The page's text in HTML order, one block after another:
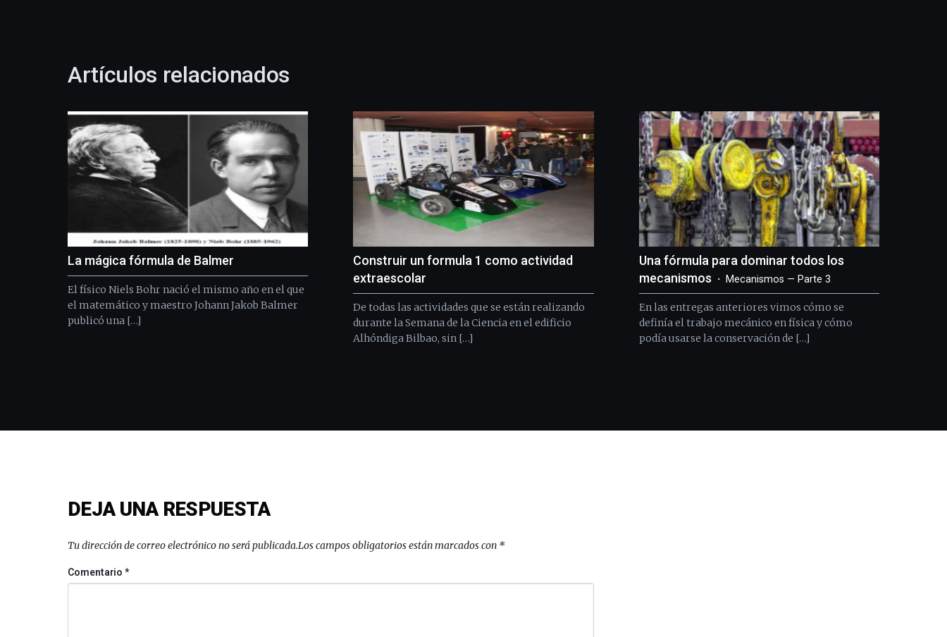
Plaza
(BZP),
un
festival
que
llenará
la
ciudad
de
monólogos,
exposiciones,
conferencias,
y
espectáculos
de
4
Artículos relacionados
La mágica fórmula de Balmer
El físico Niels Bohr nació el mismo año en el que
el matemático y maestro Johann Jakob Balmer
publicó una […]
Construir un formula 1 como actividad
extraescolar
De todas las actividades que se están realizando
durante la Semana de la Ciencia en el edificio
Alhóndiga Bilbao, sin […]
Una fórmula para dominar todos los
mecanismos
Mecanismos — Parte 3
En las entregas anteriores vimos cómo se
definía el trabajo mecánico en física y cómo
podía usarse la conservación de […]
DEJA UNA RESPUESTA
Tu dirección de correo electrónico no será publicada.Los campos obligatorios están marcados con *
Comentario*